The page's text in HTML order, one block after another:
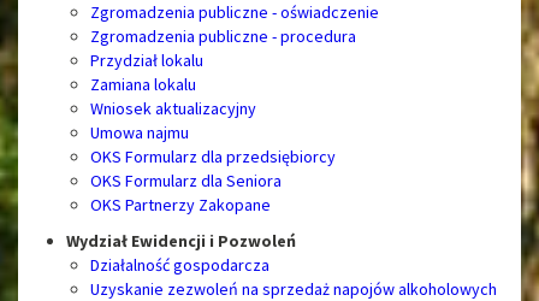
Zgromadzenia publiczne - oświadczenie
Zgromadzenia publiczne - procedura
Przydział lokalu
Zamiana lokalu
Wniosek aktualizacyjny
Umowa najmu
OKS Formularz dla przedsiębiorcy
OKS Formularz dla Seniora
OKS Partnerzy Zakopane
Wydział Ewidencji i Pozwoleń
Działalność gospodarcza
Uzyskanie zezwoleń na sprzedaż napojów alkoholowych